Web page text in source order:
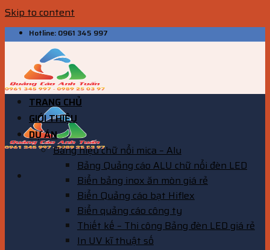
Skip to content
Hotline: 0961 345 997
TRANG CHỦ
GIỚI THIỆU
DỰ ÁN
Bảng hiệu chữ nổi mica – Alu
Bảng Quảng cáo ALU chữ nổi đèn LED
Biển bảng inox ăn mòn giá rẻ
Biển Quảng cáo bạt Hiflex
Biển quảng cáo công ty
Thiết kế – Thi công Bảng đèn LED giá rẻ
In UV kĩ thuật số